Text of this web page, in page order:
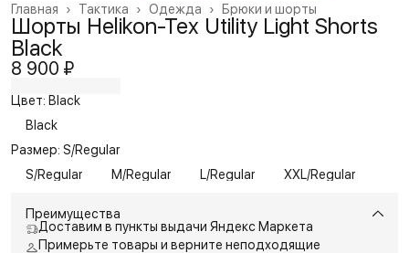
Брюки и шорты
Одежда ›
Тактика ›
Главная ›
Шорты Helikon-Tex Utility Light Shorts
Black
8 900 ₽
Цвет: Black
Black
Размер: S/Regular
S/Regular
M/Regular L/Regular XXL/Regular
Преимущества
Доставим в пункты выдачи Яндекс Маркета
Примерьте товары и верните неподходящие